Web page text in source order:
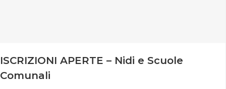
ISCRIZIONI APERTE – Nidi e Scuole
Comunali